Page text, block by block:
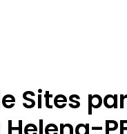
Sites